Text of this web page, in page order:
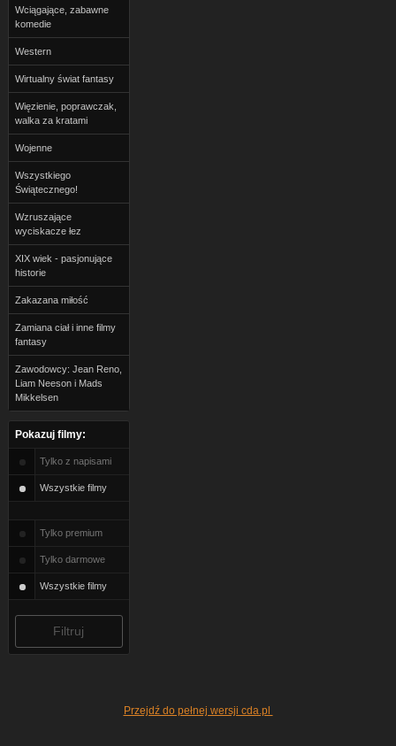
Wciągające, zabawne
komedie
Western
Wirtualny świat fantasy
Więzienie, poprawczak,
walka za kratami
Wojenne
Wszystkiego
Świątecznego!
Wzruszające
wyciskacze łez
XIX wiek - pasjonujące
historie
Zakazana miłość
Zamiana ciał i inne filmy
fantasy
Zawodowcy: Jean Reno,
Liam Neeson i Mads
Mikkelsen
Pokazuj filmy:
Tylko z napisami
Wszystkie filmy
Tylko premium
Tylko darmowe
Wszystkie filmy
Przejdź do pełnej wersji cda.pl